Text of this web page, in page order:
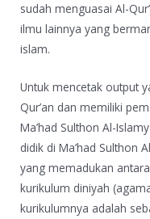
sudah menguasai Al-
ilmu lainnya yang
islam.
Untuk mencetak output
Qur’an dan memiliki
Ma’had Sulthon Al-
didik di Ma’had Sulthon
yang memadukan
kurikulum diniyah
kurikulumnya adalah